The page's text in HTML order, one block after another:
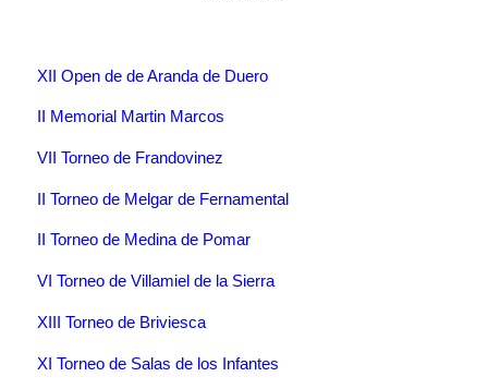
XII Open de de Aranda de Duero
II Memorial Martin Marcos
VII Torneo de Frandovinez
II Torneo de Melgar de Fernamental
II Torneo de Medina de Pomar
VI Torneo de Villamiel de la Sierra
XIII Torneo de Briviesca
XI Torneo de Salas de los Infantes